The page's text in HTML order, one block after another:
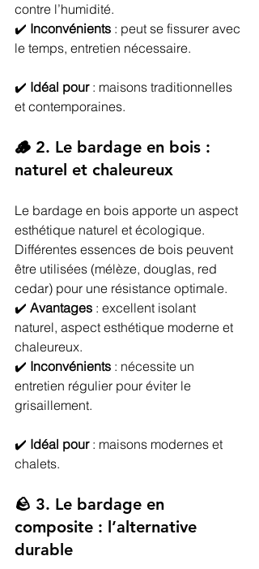
contre l’humidité.
✔️ Inconvénients : peut se fissurer avec
le temps, entretien nécessaire.
✔️ Idéal pour : maisons traditionnelles
et contemporaines.
🪵 2. Le bardage en bois :
naturel et chaleureux
Le bardage en bois apporte un aspect
esthétique naturel et écologique.
Différentes essences de bois peuvent
être utilisées (mélèze, douglas, red
cedar) pour une résistance optimale.
✔️ Avantages : excellent isolant
naturel, aspect esthétique moderne et
chaleureux.
✔️ Inconvénients : nécessite un
entretien régulier pour éviter le
grisaillement.
✔️ Idéal pour : maisons modernes et
chalets.
🪨 3. Le bardage en
composite : l’alternative
durable